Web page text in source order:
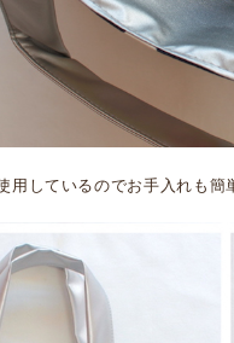
用しているのでお手入れも